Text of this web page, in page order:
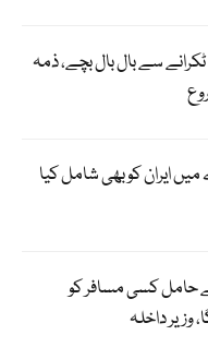
پر 2 طیارے ٹکرانے سے بال بال بچے، ذمہ
ایران کو بھی شامل کیا
حامل کسی مسافر کو
وزیر داخلہ